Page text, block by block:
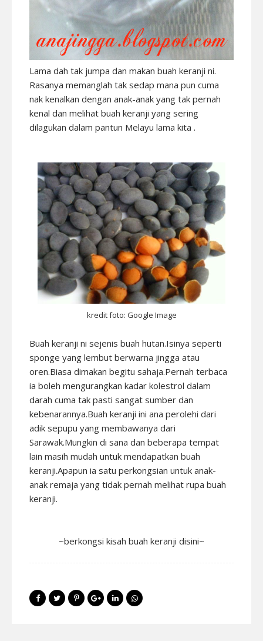
Lama dah tak jumpa dan makan buah keranji ni.
Rasanya memanglah tak sedap mana pun cuma
nak kenalkan dengan anak-anak yang tak pernah
kenal dan melihat buah keranji yang sering
dilagukan dalam pantun Melayu lama kita .
kredit foto: Google Image
Buah keranji ni sejenis buah hutan.Isinya seperti
sponge yang lembut berwarna jingga atau
oren.Biasa dimakan begitu sahaja.Pernah terbaca
ia boleh mengurangkan kadar kolestrol dalam
darah cuma tak pasti sangat sumber dan
kebenarannya.Buah keranji ini ana perolehi dari
adik sepupu yang membawanya dari
Sarawak.Mungkin di sana dan beberapa tempat
lain masih mudah untuk mendapatkan buah
keranji.Apapun ia satu perkongsian untuk anak-
anak remaja yang tidak pernah melihat rupa buah
keranji.
~berkongsi kisah buah keranji disini~